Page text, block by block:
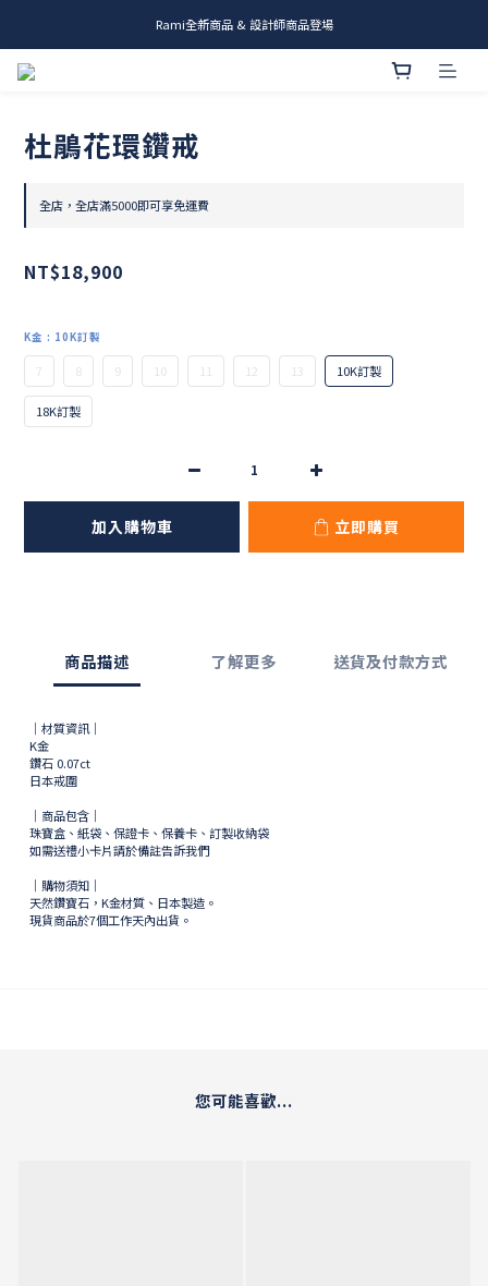
me.ie & A-Y2 新發售
Rami全新商品 & 設計師商品登場
杜鵑花環鑽戒
全店，全店滿5000即可享免運費
NT$18,900
K金 : 10K訂製
7 8 9 10 11 12 13 10K訂製
18K訂製
加入購物車 立即購買
商品描述 了解更多 送貨及付款方式
｜材質資訊｜
K金
鑽石 0.07ct
日本戒圍
｜商品包含｜
珠寶盒、紙袋、保證卡、保養卡、訂製收納袋
如需送禮小卡片請於備註告訴我們
｜購物須知｜
天然鑽寶石，K金材質、日本製造。
現貨商品於7個工作天內出貨。
您可能喜歡...